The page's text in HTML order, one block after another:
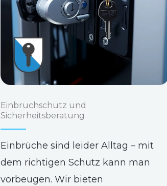
Einbruchschutz und
Sicherheitsberatung
Einbrüche sind leider Alltag – mit
dem richtigen Schutz kann man
vorbeugen. Wir bieten